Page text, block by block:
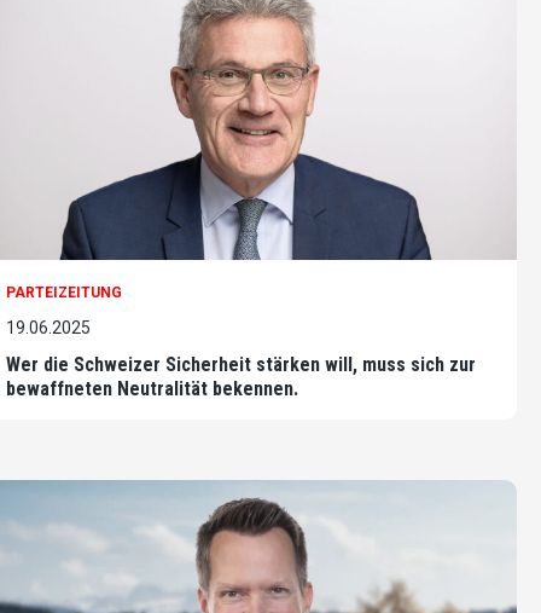
PARTEIZEITUNG
19.06.2025
Wer die Schweizer Sicherheit stärken will, muss sich zur
bewaffneten Neutralität bekennen.